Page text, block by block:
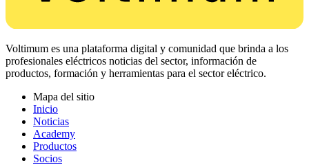
Voltimum es una plataforma digital y comunidad que brinda a los
profesionales eléctricos noticias del sector, información de
productos, formación y herramientas para el sector eléctrico.
Mapa del sitio
Inicio
Noticias
Academy
Productos
Socios